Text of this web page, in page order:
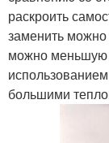
раскроить
заменить можно
можно меньшую
большими